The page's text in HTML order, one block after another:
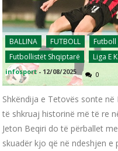
BALLINA FUTBOLL
Futbollistët Shqiptarë
Liga E
infosport - 12/08/2025 0
Shkëndija e Tetovës sonte
të shkruaj historinë më të re
Jeton Beqiri do të përballet
skuadër kjo që në ndeshjen